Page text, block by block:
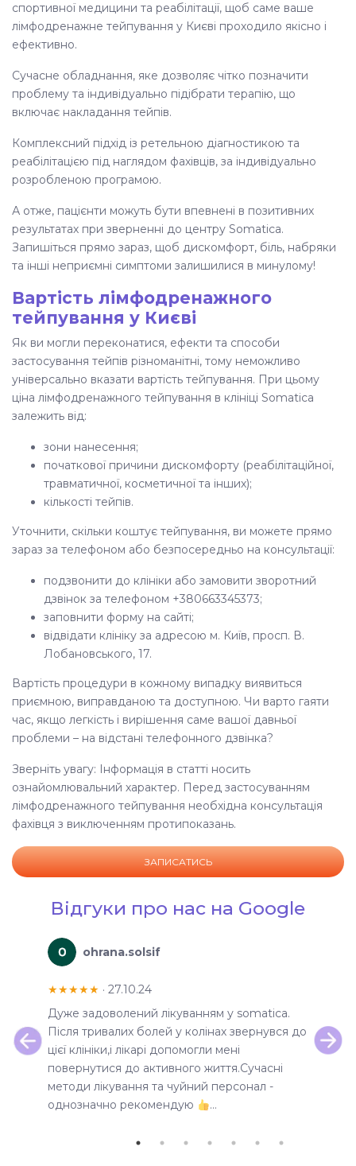
спортивної медицини та реабілітації, щоб саме ваше
лімфодренажне тейпування у Києві проходило якісно і
ефективно.
Сучасне обладнання, яке дозволяє чітко позначити
проблему та індивідуально підібрати терапію, що
включає накладання тейпів.
Комплексний підхід із ретельною діагностикою та
реабілітацією під наглядом фахівців, за індивідуально
розробленою програмою.
А отже, пацієнти можуть бути впевнені в позитивних
результатах при зверненні до центру Somatica.
Запишіться прямо зараз, щоб дискомфорт, біль, набряки
та інші неприємні симптоми залишилися в минулому!
Вартість лімфодренажного
тейпування у Києві
Як ви могли переконатися, ефекти та способи
застосування тейпів різноманітні, тому неможливо
універсально вказати вартість тейпування. При цьому
ціна лімфодренажного тейпування в клініці Somatica
залежить від:
зони нанесення;
початкової причини дискомфорту (реабілітаційної,
травматичної, косметичної та інших);
кількості тейпів.
Уточнити, скільки коштує тейпування, ви можете прямо
зараз за телефоном або безпосередньо на консультації:
подзвонити до клініки або замовити зворотний
дзвінок за телефоном +380663345373;
заповнити форму на сайті;
відвідати клініку за адресою м. Київ, просп. В.
Лобановського, 17.
Вартість процедури в кожному випадку виявиться
приємною, виправданою та доступною. Чи варто гаяти
час, якщо легкість і вирішення саме вашої давньої
проблеми – на відстані телефонного дзвінка?
Зверніть увагу: Інформація в статті носить
ознайомлювальний характер. Перед застосуванням
лімфодренажного тейпування необхідна консультація
фахівця з виключенням протипоказань.
ЗАПИСАТИСЬ
Відгуки про нас на Google
на
ohrana.solsif
★★★★★ · 27.10.24
Дуже задоволений лікуванням у somatica.
Після тривалих болей у колінах звернувся до
цієї клініки,і лікарі допомогли мені
повернутися до активного життя.Сучасні
методи лікування та чуйний персонал -
однозначно рекомендую
…